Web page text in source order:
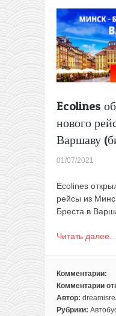
Ecolines
нового
Варшаву
01/07/2021
Ecolines
рейсы из
Бреста в
Читать далее…
Комментарии:
Комментарии
к
записи
Автор:
Рубрики: